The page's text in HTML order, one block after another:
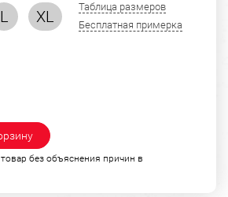
L
XL
Таблица размеров
Бесплатная примерка
без объяснения причин в